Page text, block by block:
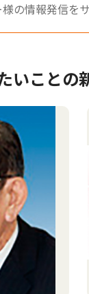
の情報発信をサ
いことの